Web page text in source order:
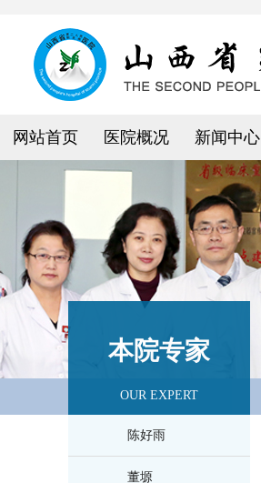
网站首页 医院概况 新闻中心
本院专家
OUR EXPERT
陈好雨
董塬